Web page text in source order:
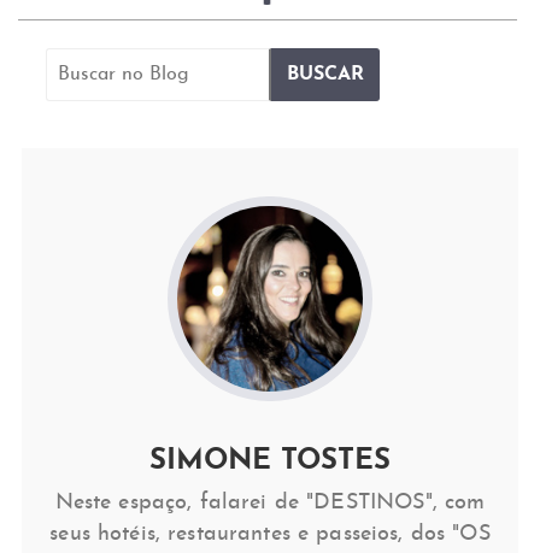
SIMONE TOSTES
Neste espaço, falarei de "DESTINOS", com
seus hotéis, restaurantes e passeios, dos "OS